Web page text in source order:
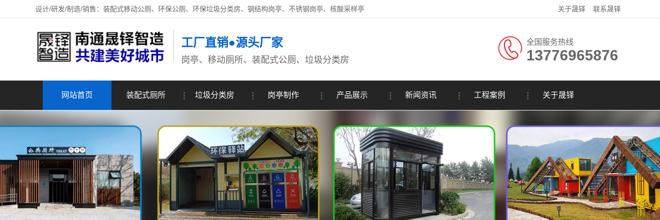
设计/研发/制造/销售：装配式移动公厕、环保公厕、环保垃圾分类房、钢结构岗亭、不锈钢岗亭、核酸采样亭 关于晟铎 联系晟铎
工厂直销●源头厂家
岗亭、移动厕所、装配式公厕、垃圾分类房
全国服务热线
13776965876
网站首页 装配式厕所 垃圾分类房 岗亭制作 产品展示 新闻资讯 工程案例 关于晟铎